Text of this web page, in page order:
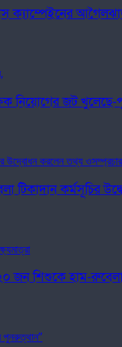
ক্যাম্পেইনের
নিয়োগের জট
কর্মসূচির
জন শিশুকে হাম-রুবেলা